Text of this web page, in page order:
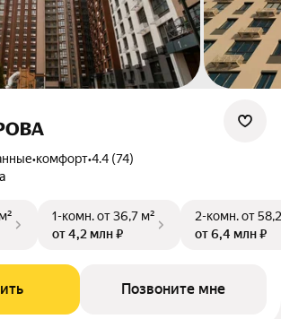
•комфорт•4.4 (74)
1-комн.от 36,7 м²
от 4,2 млн ₽
2-комн.от
от 6,4 млн ₽
Позвоните мне